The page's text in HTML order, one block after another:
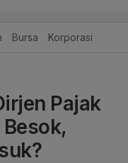
Bursa Korporasi
Pajak